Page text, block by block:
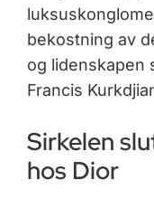
bekostning av
og lidenskapen
Francis
Sirkelen
hos Dior